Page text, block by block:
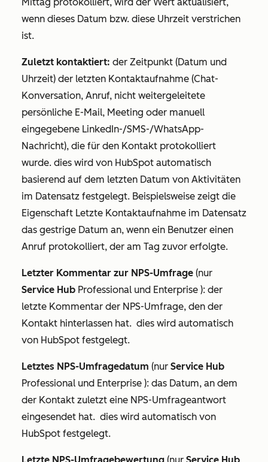
wenn dieses Datum bzw. diese Uhrzeit verstrichen
ist.
Zuletzt kontaktiert: der Zeitpunkt (Datum und
Uhrzeit) der letzten Kontaktaufnahme (Chat-
Konversation, Anruf, nicht weitergeleitete
persönliche E-Mail, Meeting oder manuell
eingegebene LinkedIn-/SMS-/WhatsApp-
Nachricht), die für den Kontakt protokolliert
wurde. dies wird von HubSpot automatisch
basierend auf dem letzten Datum von Aktivitäten
im Datensatz festgelegt. Beispielsweise zeigt die
Eigenschaft Letzte Kontaktaufnahme im Datensatz
das gestrige Datum an, wenn ein Benutzer einen
Anruf protokolliert, der am Tag zuvor erfolgte.
Letzter Kommentar zur NPS-Umfrage (nur
Service Hub Professional und Enterprise ): der
letzte Kommentar der NPS-Umfrage, den der
Kontakt hinterlassen hat. dies wird automatisch
von HubSpot festgelegt.
Letztes NPS-Umfragedatum (nur Service Hub
Professional und Enterprise ): das Datum, an dem
der Kontakt zuletzt eine NPS-Umfrageantwort
eingesendet hat. dies wird automatisch von
HubSpot festgelegt.